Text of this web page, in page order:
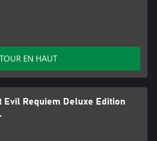
EN HAUT
Evil Requiem Deluxe Edition